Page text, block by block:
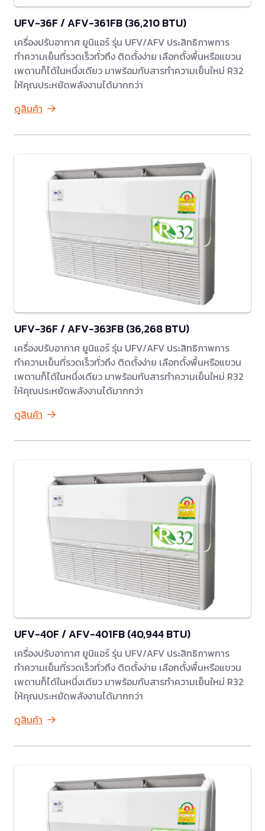
UFV-36F / AFV-361FB (36,210 BTU)
เครื่องปรับอากาศ ยูนิแอร์ รุ่น UFV/AFV ประสิทธิภาพการ
ทำความเย็นที่รวดเร็วทั่วถึง ติดตั้งง่าย เลือกตั้งพื้นหรือแขวน
เพดานก็ได้ในหนึ่งเดียว มาพร้อมกับสารทำความเย็นใหม่ R32
ให้คุณประหยัดพลังงานได้มากกว่า
ดูสินค้า
UFV-36F / AFV-363FB (36,268 BTU)
เครื่องปรับอากาศ ยูนิแอร์ รุ่น UFV/AFV ประสิทธิภาพการ
ทำความเย็นที่รวดเร็วทั่วถึง ติดตั้งง่าย เลือกตั้งพื้นหรือแขวน
เพดานก็ได้ในหนึ่งเดียว มาพร้อมกับสารทำความเย็นใหม่ R32
ให้คุณประหยัดพลังงานได้มากกว่า
ดูสินค้า
UFV-40F / AFV-401FB (40,944 BTU)
เครื่องปรับอากาศ ยูนิแอร์ รุ่น UFV/AFV ประสิทธิภาพการ
ทำความเย็นที่รวดเร็วทั่วถึง ติดตั้งง่าย เลือกตั้งพื้นหรือแขวน
เพดานก็ได้ในหนึ่งเดียว มาพร้อมกับสารทำความเย็นใหม่ R32
ให้คุณประหยัดพลังงานได้มากกว่า
ดูสินค้า